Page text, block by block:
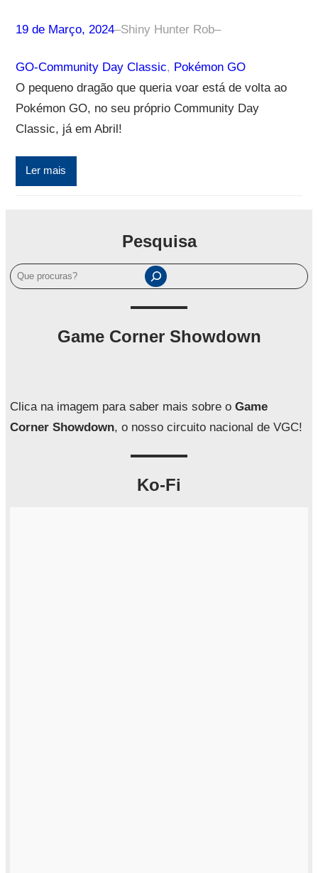
19 de Março, 2024–Shiny Hunter Rob–
GO-Community Day Classic, Pokémon GO
O pequeno dragão que queria voar está de volta ao
Pokémon GO, no seu próprio Community Day
Classic, já em Abril!
Ler mais
Pesquisa
P
e
a
Game Corner Showdown
Clica na imagem para saber mais sobre o Game
Corner Showdown, o nosso circuito nacional de VGC!
Ko-Fi